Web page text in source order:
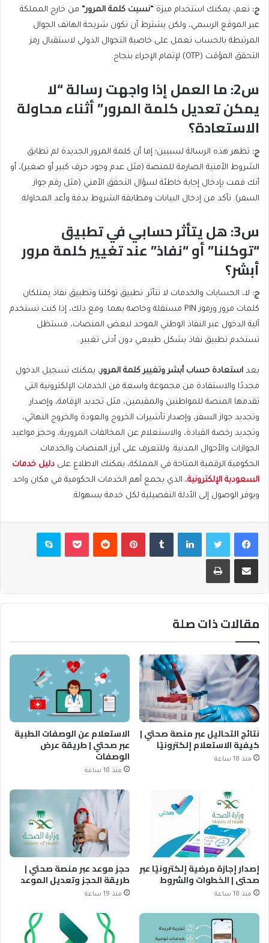
ج: نعم، يمكنك استخدام ميزة “نسيت كلمة المرور“ من خارج المملكة
عبر الموقع الرسمي، ولكن يشترط أن تكون شريحة الهاتف الجوال
المرتبطة بالحساب تعمل على خاصية التجوال الدولي لاستقبال رمز
التحقق المؤقت (OTP) لإتمام الإجراء بنجاح.
س2: ما العمل إذا واجهت رسالة “لا
يمكن تعديل كلمة المرور” أثناء محاولة
الاستعادة؟
ج: تظهر هذه الرسالة لسببين؛ إما أن كلمة المرور الجديدة لم تطابق
الشروط الأمنية الصارمة للمنصة (مثل عدم وجود حرف كبير أو صغير)، أو
أنك قمت بإدخال إجابة خاطئة لسؤال التحقق الأمني (مثل رقم جواز
السفر). تأكد من إدخال البيانات ومطابقة الشروط بدقة وأعد المحاولة.
س3: هل يتأثر حسابي في تطبيق
“توكلنا” أو “نفاذ” عند تغيير كلمة مرور
أبشر؟
ج: لا، الحسابات والخدمات لا تتأثر. تطبيق توكلنا وتطبيق نفاذ يمتلكان
كلمات مرور ورموز PIN مستقلة وخاصة بهما. ومع ذلك، إذا كنت تستخدم
آلية الدخول عبر النفاذ الوطني الموحد لبعض المنصات، فستظل
تستخدم تطبيق نفاذ بشكل طبيعي دون أدنى تغيير.
بعد استعادة حساب أبشر وتغيير كلمة المرور، يمكنك تسجيل الدخول
مجددًا والاستفادة من مجموعة واسعة من الخدمات الإلكترونية التي
تقدمها المنصة للمواطنين والمقيمين، مثل تجديد الإقامة، وإصدار
وتجديد جواز السفر، وإصدار تأشيرات الخروج والعودة والخروج النهائي،
وتجديد رخصة القيادة، والاستعلام عن المخالفات المرورية، وحجز مواعيد
الجوازات والأحوال المدنية. وللتعرف على أبرز المنصات والخدمات
الحكومية الرقمية المتاحة في المملكة، يمكنك الاطلاع على دليل خدمات
السعودية الإلكترونية، الذي يجمع أهم الخدمات الحكومية في مكان واحد
ويوفر الوصول إلى الأدلة التفصيلية لكل خدمة بسهولة.
فيسبوكتويتر لينكدإن بينتيريست بوكيت سكايب
مشاركة عبر البريد طباعة
مقالات ذات صلة
نتائج التحاليل عبر منصة صحتي |
كيفية الاستعلام إلكترونيًا
منذ 18 ساعة
الاستعلام عن الوصفات الطبية
عبر صحتي | طريقة عرض
الوصفات
منذ 18 ساعة
إصدار إجازة مرضية إلكترونيًا عبر
صحتي | الخطوات والشروط
منذ 18 ساعة
حجز موعد عبر منصة صحتي |
طريقة الحجز وتعديل الموعد
منذ 19 ساعة